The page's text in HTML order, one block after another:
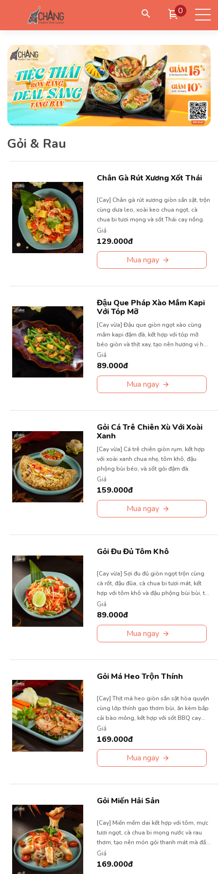
0
Đặt giao hàng Đặt đến lấy Đặt bàn
Đăng nhập/Tạo tài khoản
Gỏi & Rau
Chân Gà Rút Xương Xốt Thái
[Cay] Chân gà rút xương giòn sần sật, trộn
cùng dưa leo, xoài keo chua ngọt, cà
chua bi tươi mọng và sốt Thái cay nồng.
Giá
129.000đ
Mua ngay
Đậu Que Pháp Xào Mắm Kapi
Với Tóp Mỡ
[Cay vừa] Đậu que giòn ngọt xào cùng
mắm kapi đậm đà, kết hợp với tóp mỡ
béo giòn và thịt xay, tạo nên hương vị hài
hòa đầy kích thích.
Giá
89.000đ
Mua ngay
Gỏi Cá Trê Chiên Xù Với Xoài
Xanh
[Cay vừa] Cá trê chiên giòn rụm, kết hợp
với xoài xanh chua nhẹ, tôm khô, đậu
phộng bùi béo, và sốt gỏi đậm đà.
Giá
159.000đ
Mua ngay
Gỏi Đu Đủ Tôm Khô
[Cay vừa] Sợi đu đủ giòn ngọt trộn cùng
cà rốt, đậu đũa, cà chua bi tươi mát, kết
hợp với tôm khô và đậu phộng bùi bùi, tất
cả được trộn đều tay thấm vị nước sốt đậm
đà cay nồng.
Giá
89.000đ
Mua ngay
Gỏi Má Heo Trộn Thính
[Cay] Thịt má heo giòn sần sật hòa quyện
cùng lớp thính gạo thơm bùi, ăn kèm bắp
cải bào mỏng, kết hợp với sốt BBQ cay
nồng và chút ớt hiểm đỏ dậy vị.
Giá
169.000đ
Mua ngay
Gỏi Miến Hải Sản
[Cay] Miến mềm dai kết hợp với tôm, mực
tươi ngọt, cà chua bi mọng nước và rau
thơm, tạo nên món gỏi thanh mát mà đầy
hương vị.
Giá
169.000đ